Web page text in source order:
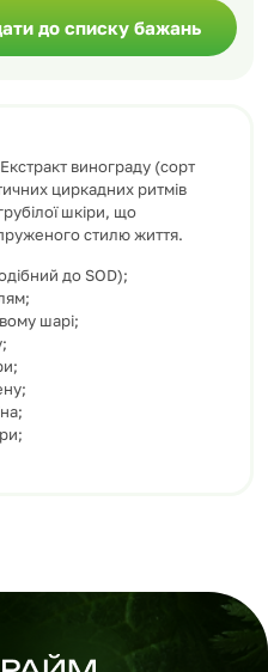
до списку бажань
Екстракт винограду (сорт
циркадних ритмів
шкіри, що
стилю життя.
до SOD);
шарі;